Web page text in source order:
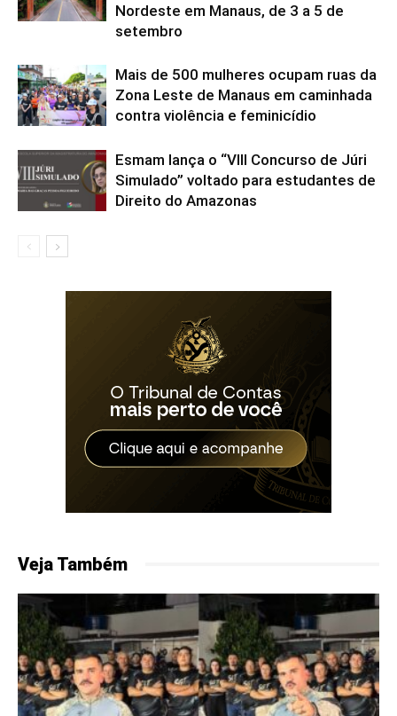
Nordeste em Manaus, de 3 a 5 de
setembro
Mais de 500 mulheres ocupam ruas da
Zona Leste de Manaus em caminhada
contra violência e feminicídio
Esmam lança o “VIII Concurso de Júri
Simulado” voltado para estudantes de
Direito do Amazonas
Veja Também